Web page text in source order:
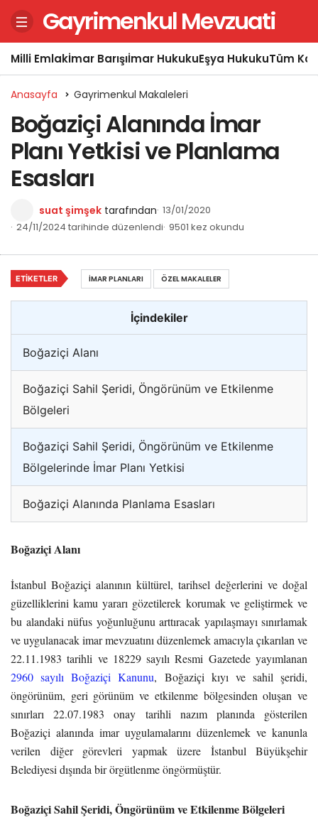
Gayrimenkul Mevzuati
Milli Emlakİmar Barışıİmar HukukuEşya HukukuTüm
Anasayfa Gayrimenkul Makaleleri
Boğaziçi Alanında İmar
Planı Yetkisi ve Planlama
Esasları
suat şimşek tarafından 13/01/2020
24/11/2024 tarihinde düzenlendi 9501 kez okundu
İçindekiler
Boğaziçi Alanı
Boğaziçi Sahil Şeridi, Öngörünüm ve Etkilenme
Bölgeleri
Boğaziçi Sahil Şeridi, Öngörünüm ve Etkilenme
Bölgelerinde İmar Planı Yetkisi
Boğaziçi Alanında Planlama Esasları
Boğaziçi Alanı
İstanbul Boğaziçi alanının kültürel, tarihsel değerlerini ve doğal
güzelliklerini kamu yararı gözetilerek korumak ve geliştirmek ve
bu alandaki nüfus yoğunluğunu arttıracak yapılaşmayı sınırlamak
ve uygulanacak imar mevzuatını düzenlemek amacıyla çıkarılan ve
22.11.1983 tarihli ve 18229 sayılı Resmi Gazetede yayımlanan
2960 sayılı Boğaziçi Kanunu, Boğaziçi kıyı ve sahil şeridi,
öngörünüm, geri görünüm ve etkilenme bölgesinden oluşan ve
sınırları 22.07.1983 onay tarihli nazım planında gösterilen
Boğaziçi alanında imar uygulamalarını düzenlemek ve kanunla
verilen diğer görevleri yapmak üzere İstanbul Büyükşehir
Belediyesi dışında bir örgütlenme öngörmüştür.
Boğaziçi Sahil Şeridi, Öngörünüm ve Etkilenme Bölgeleri
ETIKETLER İMAR PLANLARI ÖZEL MAKALELER